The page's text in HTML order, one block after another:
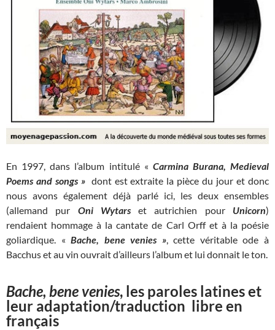
En 1997, dans l’album intitulé « Carmina Burana, Medieval
Poems and songs » dont est extraite la pièce du jour et donc
nous avons également déjà parlé ici, les deux ensembles
(allemand pur Oni Wytarset autrichien pour Unicorn)
rendaient hommage à la cantate de Carl Orff et à la poésie
goliardique. «Bache, bene venies », cette véritable ode à
Bacchus et au vin ouvrait d’ailleurs l’album et lui donnait le ton.
Bache, bene venies, les paroles latines et
leur adaptation/traduction libre en
français